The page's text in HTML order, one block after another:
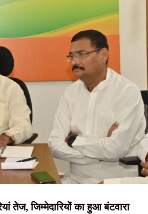
हिंदी
HINDI
नाउ
चमक की संभावना
समारोह में लिया हिस्सा
छात्रों के साथ पूरी ताकत से खड़े होंगे
पुलिस पदाधिकारियों की संयुक्त ब्रीफिंग
तेज, जिम्मेदारियों का हुआ बंटवारा